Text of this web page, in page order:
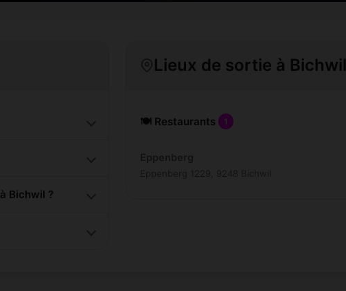
Bichwil ?
Lieux de sortie à Bichwil
🍽️ Restaurants 1